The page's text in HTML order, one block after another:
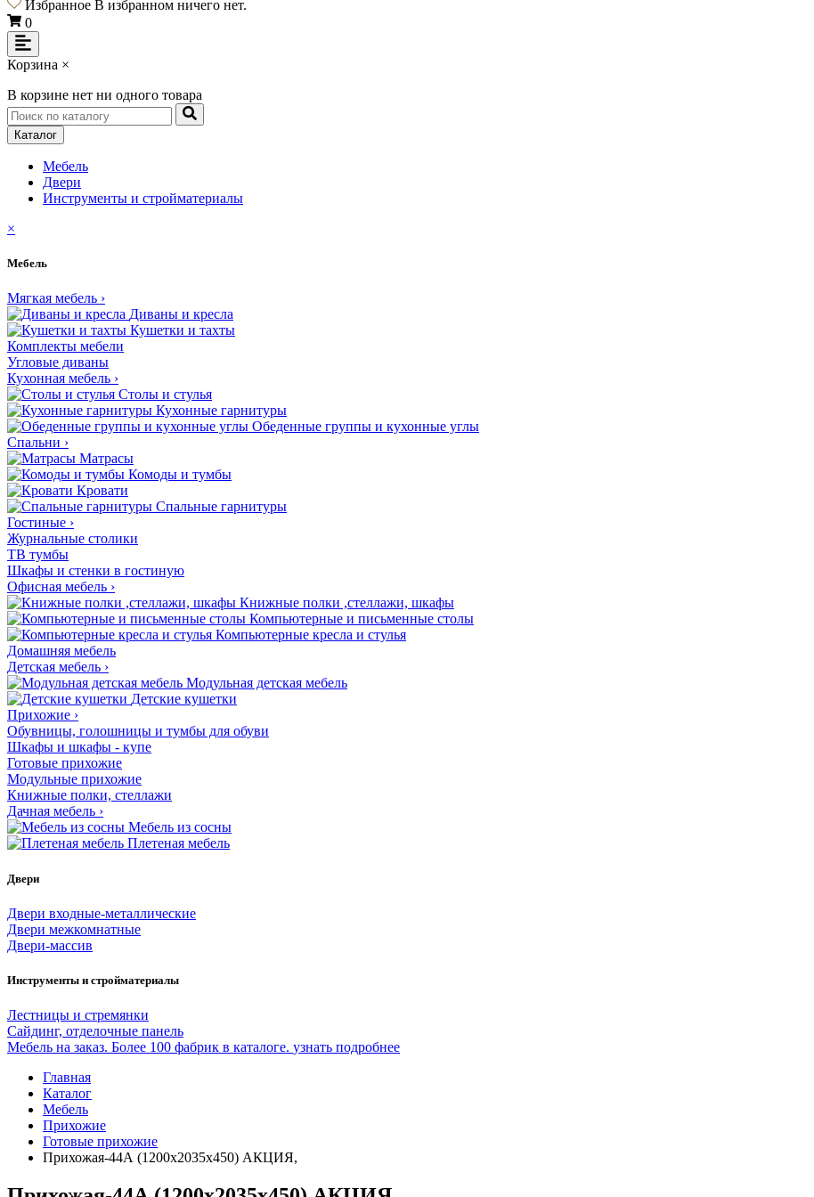
Избранное В избранном ничего нет.
0
Корзина ×
В корзине нет ни одного товара
Каталог
Мебель
Двери
Инструменты и cтройматериалы
×
Мебель
Мягкая мебель ›
Диваны и кресла
Кушетки и тахты
Комплекты мебели
Угловые диваны
Кухонная мебель ›
Столы и стулья
Кухонные гарнитуры
Обеденные группы и кухонные углы
Спальни ›
Матрасы
Комоды и тумбы
Кровати
Спальные гарнитуры
Гостиные ›
Журнальные столики
ТВ тумбы
Шкафы и стенки в гостиную
Офисная мебель ›
Книжные полки ,стеллажи, шкафы
Компьютерные и письменные столы
Компьютерные кресла и стулья
Домашняя мебель
Детская мебель ›
Модульная детская мебель
Детские кушетки
Прихожие ›
Обувницы, голошницы и тумбы для обуви
Шкафы и шкафы - купе
Готовые прихожие
Модульные прихожие
Книжные полки, стеллажи
Дачная мебель ›
Мебель из сосны
Плетеная мебель
Двери
Двери входные-металлические
Двери межкомнатные
Двери-массив
Инструменты и стройматериалы
Лестницы и стремянки
Сайдинг, отделочные панель
Мебель на заказ. Более 100 фабрик в каталоге. узнать подробнее
Главная
Каталог
Мебель
Прихожие
Готовые прихожие
Прихожая-44А (1200х2035х450) АКЦИЯ,